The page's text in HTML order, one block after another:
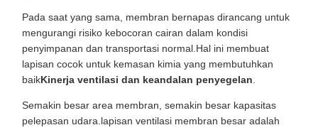
Pada saat yang sama, membran bernapas dirancang untuk
mengurangi risiko kebocoran cairan dalam kondisi
penyimpanan dan transportasi normal.Hal ini membuat
lapisan cocok untuk kemasan kimia yang membutuhkan
baikKinerja ventilasi dan keandalan penyegelan.
Semakin besar area membran, semakin besar kapasitas
pelepasan udara.lapisan ventilasi membran besar adalah